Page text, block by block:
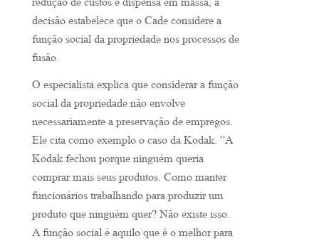
redução de custos e dispensa em massa, a
decisão estabelece que o Cade considere a
função social da propriedade nos processos de
fusão.
O especialista explica que considerar a função
social da propriedade não envolve
necessariamente a preservação de empregos.
Ele cita como exemplo o caso da Kodak. “A
Kodak fechou porque ninguém queria
comprar mais seus produtos. Como manter
funcionários trabalhando para produzir um
produto que ninguém quer? Não existe isso.
A função social é aquilo que é o melhor para